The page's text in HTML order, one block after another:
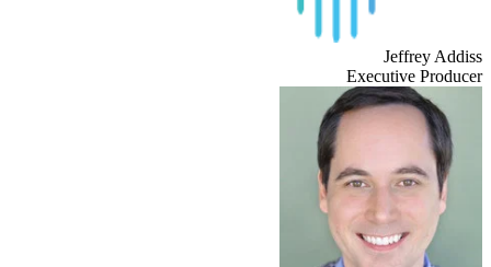
Jeffrey Addiss
Executive Producer